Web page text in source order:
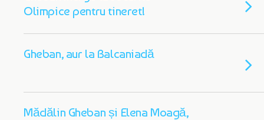
Olimpice pentru tineret!
Gheban, aur la Balcaniadă
Mădălin Gheban și Elena Moagă,